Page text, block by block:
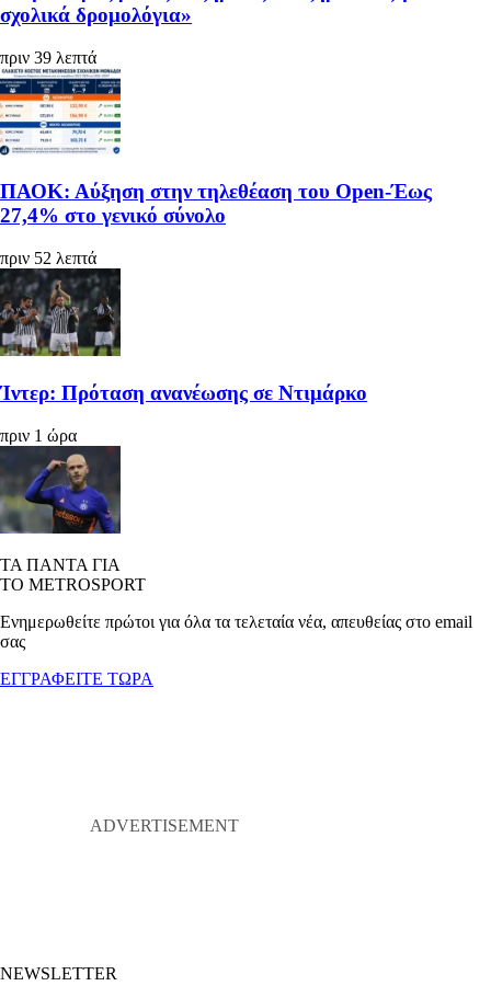
σχολικά δρομολόγια»
πριν 39 λεπτά
ΠΑΟΚ: Αύξηση στην τηλεθέαση του Open-Έως
27,4% στο γενικό σύνολο
πριν 52 λεπτά
Ίντερ: Πρόταση ανανέωσης σε Ντιμάρκο
πριν 1 ώρα
ΤΑ ΠΑΝΤΑ ΓΙΑ
ΤΟ METROSPORT
Ενημερωθείτε πρώτοι για όλα τα τελεταία νέα, απευθείας στο email
σας
ΕΓΓΡΑΦΕΙΤΕ ΤΩΡΑ
NEWSLETTER